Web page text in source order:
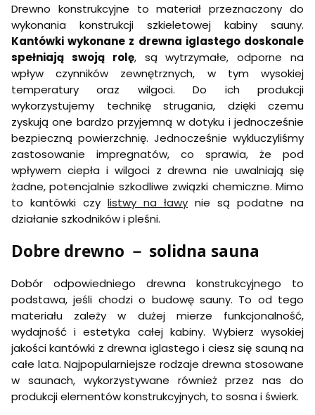
Drewno konstrukcyjne to materiał przeznaczony do
wykonania konstrukcji szkieletowej kabiny sauny.
Kantówki wykonane z drewna iglastego doskonale
spełniają swoją rolę, są wytrzymałe, odporne na
wpływ czynników zewnętrznych, w tym wysokiej
temperatury oraz wilgoci. Do ich produkcji
wykorzystujemy technikę strugania, dzięki czemu
zyskują one bardzo przyjemną w dotyku i jednocześnie
bezpieczną powierzchnię. Jednocześnie wykluczyliśmy
zastosowanie impregnatów, co sprawia, że pod
wpływem ciepła i wilgoci z drewna nie uwalniają się
żadne, potencjalnie szkodliwe związki chemiczne. Mimo
to kantówki czy listwy na ławy nie są podatne na
działanie szkodników i pleśni.
Dobre drewno － solidna sauna
Dobór odpowiedniego drewna konstrukcyjnego to
podstawa, jeśli chodzi o budowę sauny. To od tego
materiału zależy w dużej mierze funkcjonalność,
wydajność i estetyka całej kabiny. Wybierz wysokiej
jakości kantówki z drewna iglastego i ciesz się sauną na
całe lata. Najpopularniejsze rodzaje drewna stosowane
w saunach, wykorzystywane również przez nas do
produkcji elementów konstrukcyjnych, to sosna i świerk.